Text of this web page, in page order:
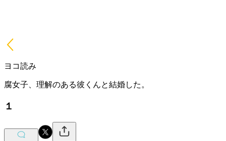
ヨコ読み
腐女子、理解のある彼くんと結婚した。
１